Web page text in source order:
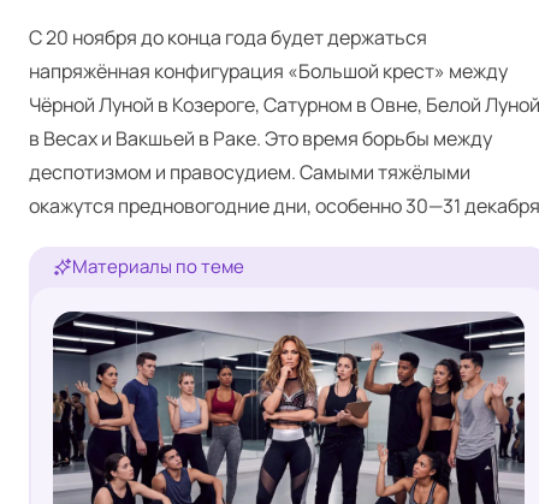
С 20 ноября до конца года будет держаться
напряжённая конфигурация «Большой крест» между
Чёрной Луной в Козероге, Сатурном в Овне, Белой Луной
в Весах и Вакшьей в Раке. Это время борьбы между
деспотизмом и правосудием. Самыми тяжёлыми
окажутся предновогодние дни, особенно 30—31
Материалы по теме